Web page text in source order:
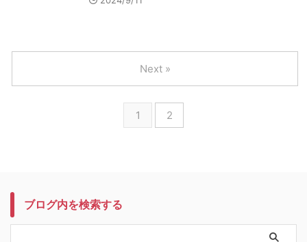
1 2
Next »
ブログ内を検索する